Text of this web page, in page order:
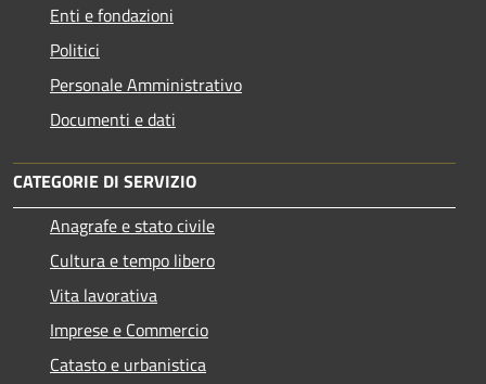
Enti e fondazioni
Politici
Personale Amministrativo
Documenti e dati
CATEGORIE DI SERVIZIO
Anagrafe e stato civile
Cultura e tempo libero
Vita lavorativa
Imprese e Commercio
Catasto e urbanistica